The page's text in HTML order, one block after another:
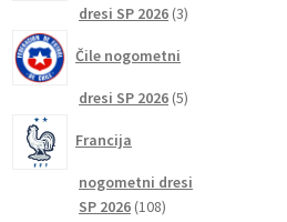
dresi SP 2026 33
Čile nogometni
dresi SP 2026 55
Francija
nogometni dresi
SP 2026 108108